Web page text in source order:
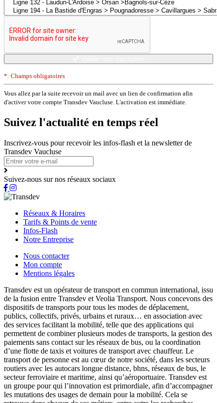
*: Champs obligatoires
Vous allez par la suite recevoir un mail avec un lien de confirmation afin
d'activer votre compte Transdev Vaucluse. L'activation est immédiate.
Suivez l'actualité en temps réel
Inscrivez-vous pour recevoir les infos-flash et la newsletter de
Transdev Vaucluse
Suivez-nous sur nos réseaux sociaux
Réseaux & Horaires
Tarifs & Points de vente
Infos-Flash
Notre Entreprise
Nous contacter
Mon compte
Mentions légales
Transdev est un opérateur de transport en commun international, issu
de la fusion entre Transdev et Veolia Transport. Nous concevons des
dispositifs de transports pour tous les modes de déplacement,
publics, collectifs, privés, urbains et ruraux… en association avec
des services facilitant la mobilité, telle que des applications qui
permettent de combiner plusieurs modes de transports, la gestion des
paiements sans contact sur les réseaux de bus, ou la coordination
d’une flotte de taxis et voitures de transport avec chauffeur. Le
transport de personne est au cœur de notre société, dans les secteurs
routiers avec les autocars longue distance, bhns, réseaux de bus, le
secteur ferroviaire et maritime, ainsi qu’aéroportuaire. Transdev est
un groupe pour qui l’innovation est primordiale, afin d’accompagner
les mutations des usages de demain pour la mobilité. Cela se